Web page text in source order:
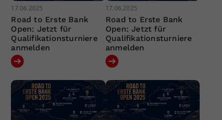
17.06.2025
Road to Erste Bank
Open: Jetzt für
Qualifikationsturniere
anmelden
17.06.2025
Road to Erste Bank
Open: Jetzt für
Qualifikationsturniere
anmelden